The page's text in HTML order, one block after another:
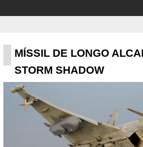
MÍSSIL DE LONGO
STORM SHADOW